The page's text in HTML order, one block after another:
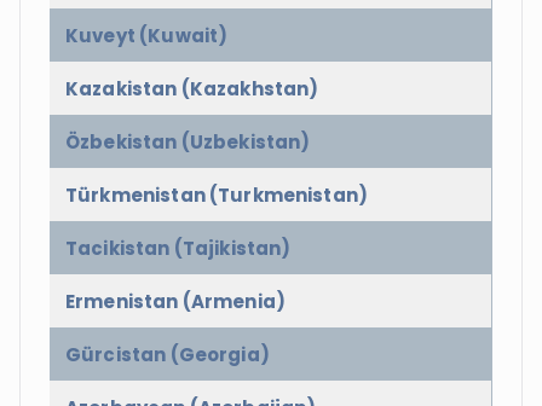
Kuveyt (Kuwait)
Kazakistan (Kazakhstan)
Özbekistan (Uzbekistan)
Türkmenistan (Turkmenistan)
Tacikistan (Tajikistan)
Ermenistan (Armenia)
Gürcistan (Georgia)